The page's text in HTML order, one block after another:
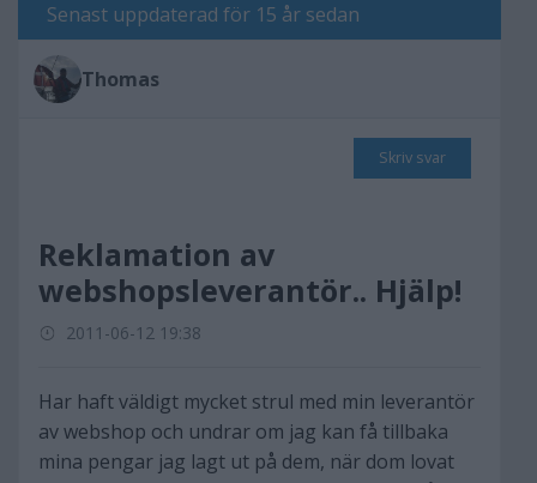
Senast uppdaterad för 15 år sedan
Thomas
Skriv svar
Reklamation av
webshopsleverantör.. Hjälp!
2011-06-12 19:38
Har haft väldigt mycket strul med min leverantör
av webshop och undrar om jag kan få tillbaka
mina pengar jag lagt ut på dem, när dom lovat